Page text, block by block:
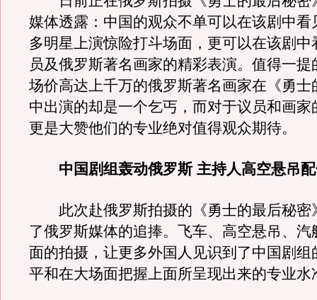
媒体透露：中国的观众不单可以在该剧中看
多明星上演惊险打斗场面，更可以在该剧中
员及俄罗斯著名画家的精彩表演。值得一提
场价高达上千万的俄罗斯著名画家在《勇士
中出演的却是一个乞丐，而对于议员和画家
更是大赞他们的专业绝对值得观众期待。
中国剧组轰动俄罗斯 主持人高空悬吊
此次赴俄罗斯拍摄的《勇士的最后秘密
了俄罗斯媒体的追捧。飞车、高空悬吊、汽
面的拍摄，让更多外国人见识到了中国剧组
平和在大场面把握上面所呈现出来的专业水